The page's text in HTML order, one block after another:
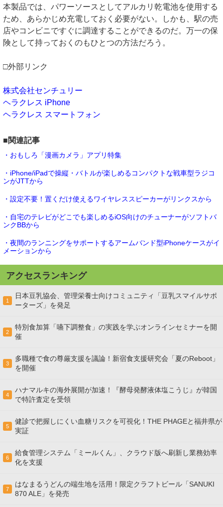
本製品では、パワーソースとしてアルカリ乾電池を使用する
ため、あらかじめ充電しておく必要がない。しかも、駅の売
店やコンビニですぐに調達することができるのだ。万一の保
険として持っておくのもひとつの方法だろう。
□外部リンク
株式会社センチュリー
ヘラクレス iPhone
ヘラクレス スマートフォン
■関連記事
・おもしろ「漫画カメラ」アプリ特集
・iPhone/iPadで操縦・バトルが楽しめるコンパクトな戦車型ラジコ
ンがJTTから
・設定不要！置くだけ使えるワイヤレススピーカーがリンクスから
・自宅のテレビがどこでも楽しめるiOS向けのチューナーがソフトバ
ンクBBから
・夜間のランニングをサポートするアームバンド型iPhoneケースがイ
メーションから
アクセスランキング
1
日本豆乳協会、管理栄養士向けコミュニティ「豆乳スマイルサポ
ーターズ」を発足
2
特別食加算「嚥下調整食」の実践を学ぶオンラインセミナーを開
催
3
多職種で食の尊厳支援を議論！新宿食支援研究会「夏のReboot」
を開催
4
ハナマルキの海外展開が加速！『酵母発酵液体塩こうじ』が韓国
で特許査定を受領
5
健診で把握しにくい血糖リスクを可視化！THE PHAGEと福井県が
実証
6
給食管理システム「ミールくん」、クラウド版へ刷新し業務効率
化を支援
7
はなまるうどんの端生地を活用！限定クラフトビール「SANUKI
870 ALE」を発売